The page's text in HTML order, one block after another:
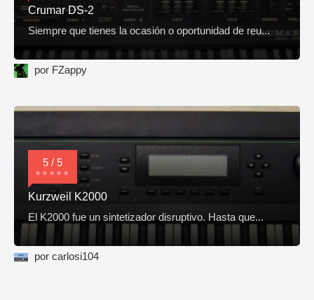
Crumar DS-2
Siempre que tienes la ocasión o oportunidad de reu...
por FZappy
5 / 5
Kurzweil K2000
El K2000 fue un sintetizador disruptivo. Hasta que...
por carlosi104